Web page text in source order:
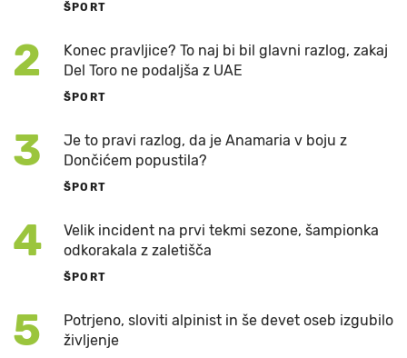
ŠPORT
2
Konec pravljice? To naj bi bil glavni razlog, zakaj
Del Toro ne podaljša z UAE
ŠPORT
3
Je to pravi razlog, da je Anamaria v boju z
Dončićem popustila?
ŠPORT
4
Velik incident na prvi tekmi sezone, šampionka
odkorakala z zaletišča
ŠPORT
5
Potrjeno, sloviti alpinist in še devet oseb izgubilo
življenje